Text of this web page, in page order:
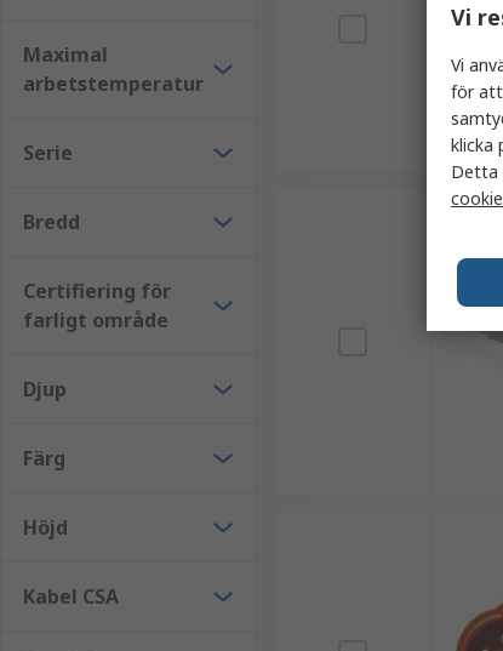
Maximal
arbetstemperatur
Serie
Bredd
Certifiering för
farligt område
Djup
Färg
Höjd
Kabel CSA
Vi
Vi
för att
klicka
Detta